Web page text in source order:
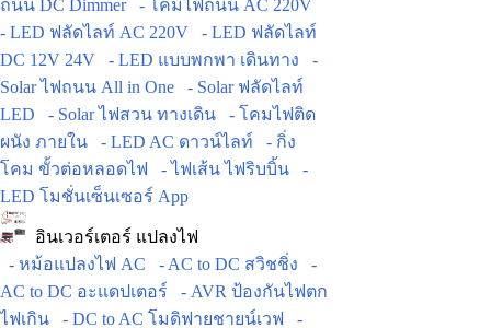
ถนน DC Dimmer
- โคมไฟถนน AC 220V
- LED ฟลัดไลท์ AC 220V
- LED ฟลัดไลท์
DC 12V 24V
- LED แบบพกพา เดินทาง
-
Solar ไฟถนน All in One
- Solar ฟลัดไลท์
LED
- Solar ไฟสวน ทางเดิน
- โคมไฟติด
ผนัง ภายใน
- LED AC ดาวน์ไลท์
- กิ่ง
โคม ขั้วต่อหลอดไฟ
- ไฟเส้น ไฟริบบิ้น
-
LED โมชั่นเซ็นเซอร์ App
อินเวอร์เตอร์ แปลงไฟ
- หม้อแปลงไฟ AC
- AC to DC สวิชชิ่ง
-
AC to DC อะแดปเตอร์
- AVR ป้องกันไฟตก
ไฟเกิน
- DC to AC โมดิฟายชายน์เวฟ -